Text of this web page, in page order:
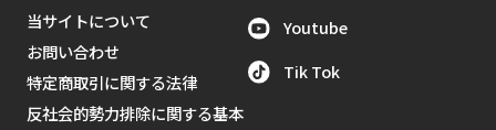
当サイトについて
お問い合わせ
特定商取引に関する法律
反社会的勢力排除に関する基本
Youtube
Tik Tok